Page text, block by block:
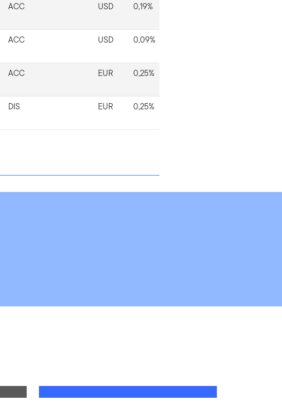
ACC USD 0,19%
ACC USD 0,09%
ACC EUR 0,25%
DIS EUR 0,25%